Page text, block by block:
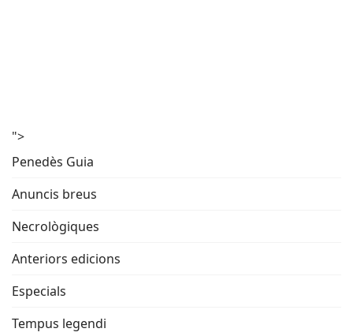
">
Penedès Guia
Anuncis breus
Necrològiques
Anteriors edicions
Especials
Tempus legendi